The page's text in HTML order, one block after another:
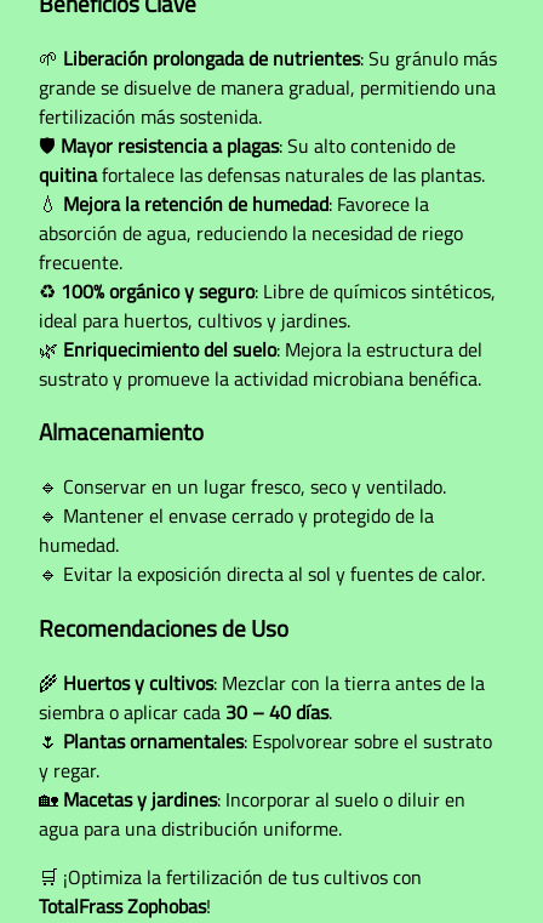
🌱 Liberación prolongada de nutrientes: Su gránulo más
grande se disuelve de manera gradual, permitiendo una
fertilización más sostenida.
🛡 Mayor resistencia a plagas: Su alto contenido de
quitinafortalece las defensas naturales de las plantas.
💧 Mejora la retención de humedad: Favorece la
absorción de agua, reduciendo la necesidad de riego
frecuente.
♻️ 100% orgánico y seguro: Libre de químicos sintéticos,
ideal para huertos, cultivos y jardines.
🌿 Enriquecimiento del suelo: Mejora la estructura del
sustrato y promueve la actividad microbiana benéfica.
Almacenamiento
🔹 Conservar en un lugar fresco, seco y ventilado.
🔹 Mantener el envase cerrado y protegido de la
humedad.
🔹 Evitar la exposición directa al sol y fuentes de calor.
Recomendaciones de Uso
🌾 Huertos y cultivos: Mezclar con la tierra antes de la
siembra o aplicar cada 30 – 40 días.
🌷 Plantas ornamentales: Espolvorear sobre el sustrato
y regar.
🏡 Macetas y jardines: Incorporar al suelo o diluir en
agua para una distribución uniforme.
🛒 ¡Optimiza la fertilización de tus cultivos con
TotalFrass Zophobas!